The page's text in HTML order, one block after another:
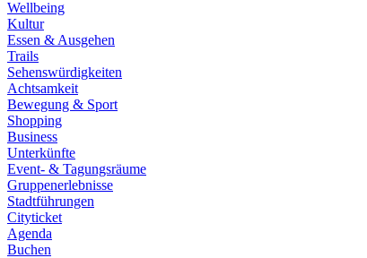
Wellbeing
Kultur
Essen & Ausgehen
Trails
Sehenswürdigkeiten
Achtsamkeit
Bewegung & Sport
Shopping
Business
Unterkünfte
Event- & Tagungsräume
Gruppenerlebnisse
Stadtführungen
Cityticket
Agenda
Buchen